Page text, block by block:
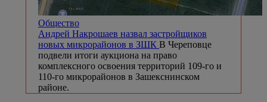
Общество
Андрей Накрошаев назвал застройщиков
новых микрорайонов в ЗШК В Череповце
подвели итоги аукциона на право
комплексного освоения территорий 109-го и
110-го микрорайонов в Зашекснинском
районе.